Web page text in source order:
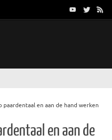
paardentaal en aan de hand werken
en aan de